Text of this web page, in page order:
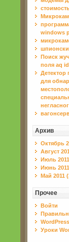
windows
Поиск
поля aq
Детектор
для
Архив
Октябрь
Август
Июль
Июнь
Май 2011
Прочее
Войти
WordPress
Уроки